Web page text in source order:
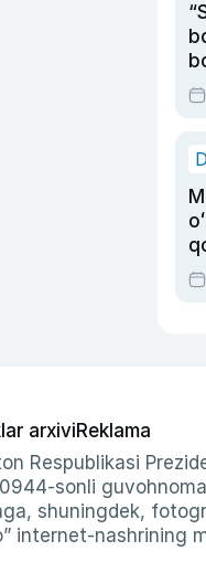
arxiviReklama
Respublikasi
sonli
shuningdek,
internet-nashrining